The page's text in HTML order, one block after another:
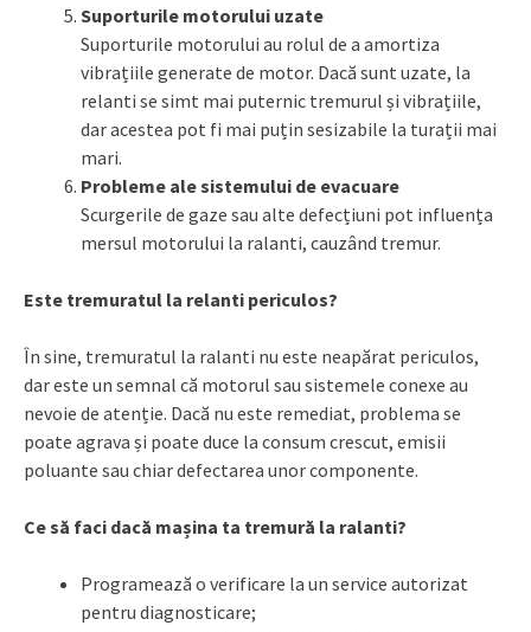
Suporturile motorului uzate
Suporturile motorului au rolul de a amortiza
vibrațiile generate de motor. Dacă sunt uzate, la
relanti se simt mai puternic tremurul și vibrațiile,
dar acestea pot fi mai puțin sesizabile la turații mai
mari.
Probleme ale sistemului de evacuare
Scurgerile de gaze sau alte defecțiuni pot influența
mersul motorului la ralanti, cauzând tremur.
Este tremuratul la relanti periculos?
În sine, tremuratul la ralanti nu este neapărat periculos,
dar este un semnal că motorul sau sistemele conexe au
nevoie de atenție. Dacă nu este remediat, problema se
poate agrava și poate duce la consum crescut, emisii
poluante sau chiar defectarea unor componente.
Ce să faci dacă mașina ta tremură la ralanti?
Programează o verificare la un service autorizat
pentru diagnosticare;